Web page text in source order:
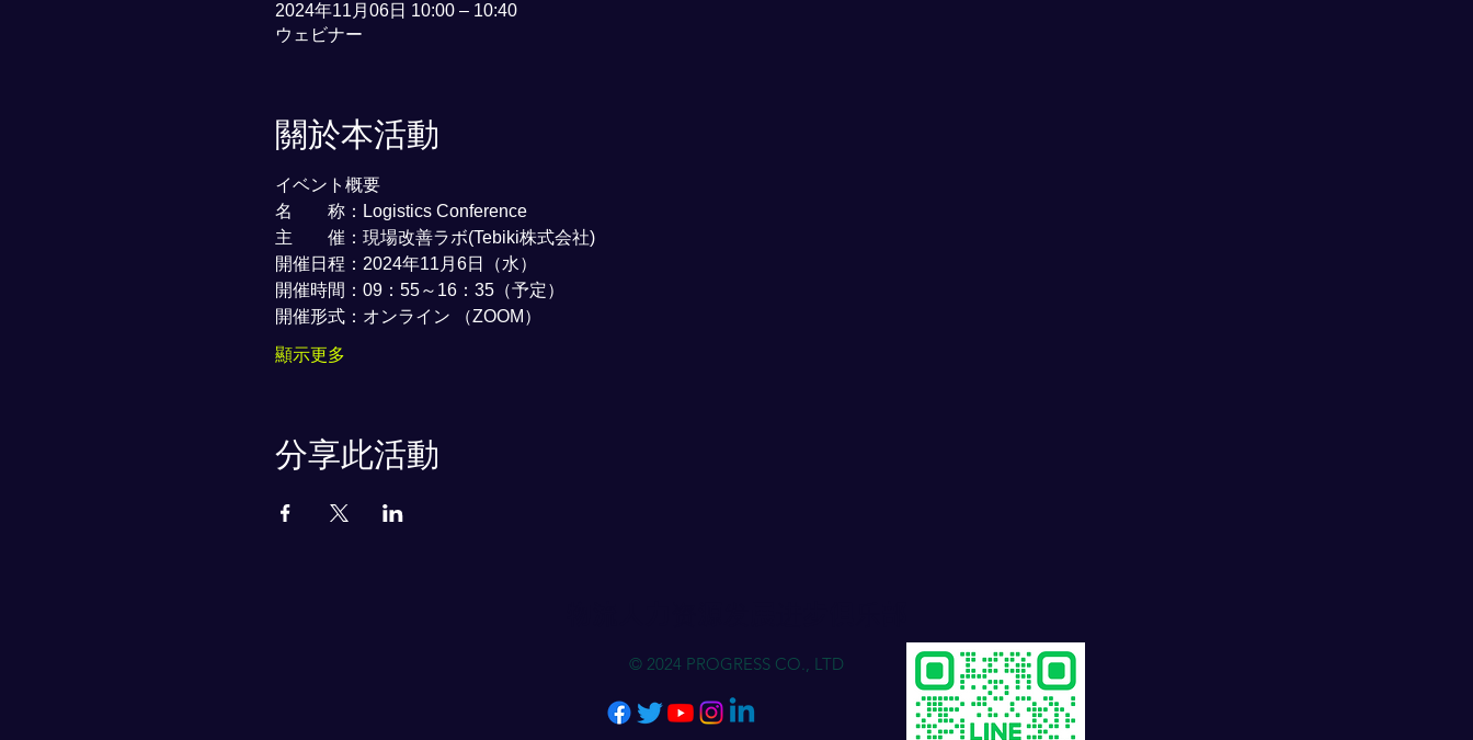
2024年11月06日 10:00 – 10:40
ウェビナー
關於本活動
イベント概要
名　　称：Logistics Conference
主　　催：現場改善ラボ(Tebiki株式会社)
開催日程：2024年11月6日（水）
開催時間：09：55～16：35（予定）
開催形式：オンライン （ZOOM）
顯示更多
分享此活動
© 2024 PROGRESS CO., LTD